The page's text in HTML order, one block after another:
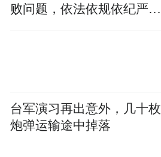
败问题，依法依规依纪严肃
台军演习再出意外，几十枚
炮弹运输途中掉落